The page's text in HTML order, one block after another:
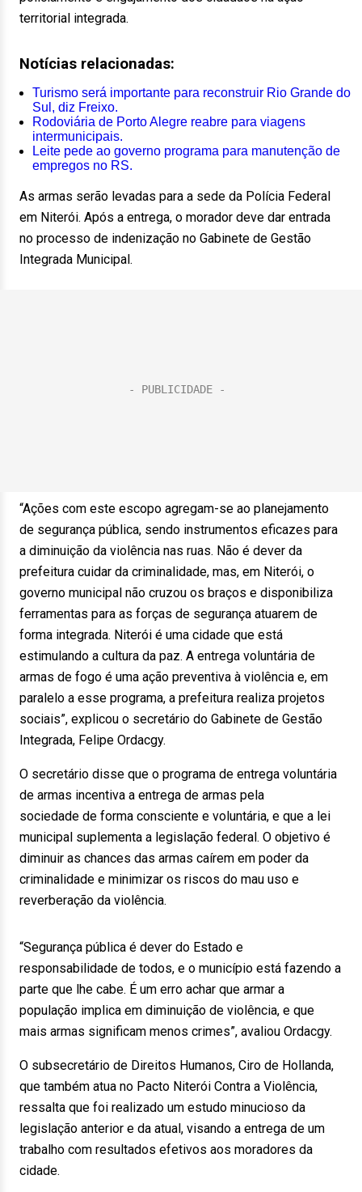
territorial integrada.
Notícias relacionadas:
Turismo será importante para reconstruir Rio Grande do
Sul, diz Freixo.
Rodoviária de Porto Alegre reabre para viagens
intermunicipais.
Leite pede ao governo programa para manutenção de
empregos no RS.
As armas serão levadas para a sede da Polícia Federal
em Niterói. Após a entrega, o morador deve dar entrada
no processo de indenização no Gabinete de Gestão
Integrada Municipal.
“Ações com este escopo agregam-se ao planejamento
de segurança pública, sendo instrumentos eficazes para
a diminuição da violência nas ruas. Não é dever da
prefeitura cuidar da criminalidade, mas, em Niterói, o
governo municipal não cruzou os braços e disponibiliza
ferramentas para as forças de segurança atuarem de
forma integrada. Niterói é uma cidade que está
estimulando a cultura da paz. A entrega voluntária de
armas de fogo é uma ação preventiva à violência e, em
paralelo a esse programa, a prefeitura realiza projetos
sociais”, explicou o secretário do Gabinete de Gestão
Integrada, Felipe Ordacgy.
O secretário disse que o programa de entrega voluntária
de armas incentiva a entrega de armas pela
sociedade de forma consciente e voluntária, e que a lei
municipal suplementa a legislação federal. O objetivo é
diminuir as chances das armas caírem em poder da
criminalidade e minimizar os riscos do mau uso e
reverberação da violência.
“Segurança pública é dever do Estado e
responsabilidade de todos, e o município está fazendo a
parte que lhe cabe. É um erro achar que armar a
população implica em diminuição de violência, e que
mais armas significam menos crimes”, avaliou Ordacgy.
O subsecretário de Direitos Humanos, Ciro de Hollanda,
que também atua no Pacto Niterói Contra a Violência,
ressalta que foi realizado um estudo minucioso da
legislação anterior e da atual, visando a entrega de um
trabalho com resultados efetivos aos moradores da
cidade.